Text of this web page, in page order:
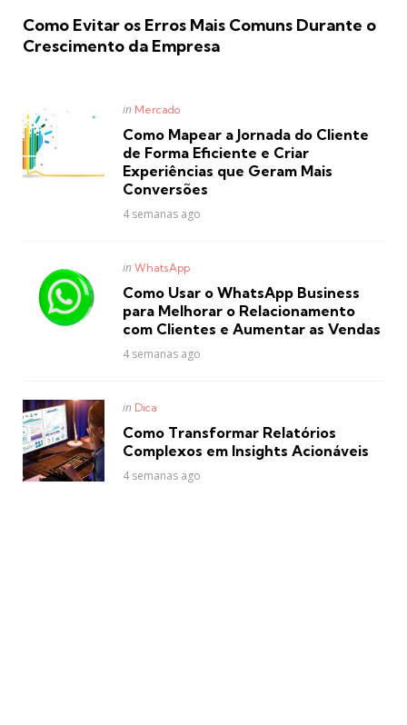
Como Evitar os Erros Mais Comuns Durante o
Crescimento da Empresa
Posted
in Mercado
Como Mapear a Jornada do Cliente
de Forma Eficiente e Criar
Experiências que Geram Mais
Conversões
4 semanas ago
Posted
in WhatsApp
Como Usar o WhatsApp Business
para Melhorar o Relacionamento
com Clientes e Aumentar as Vendas
4 semanas ago
Posted
in Dica
Como Transformar Relatórios
Complexos em Insights Acionáveis
4 semanas ago